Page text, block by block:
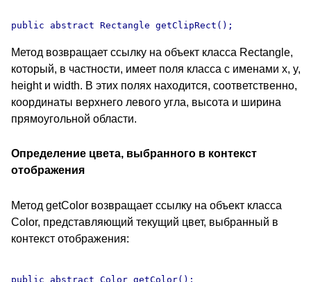
Метод возвращает ссылку на объект класса Rectangle,
который, в частности, имеет поля класса с именами x, y,
height и width. В этих полях находится, соответственно,
координаты верхнего левого угла, высота и ширина
прямоугольной области.
Определение цвета, выбранного в контекст
отображения
Метод getColor возвращает ссылку на объект класса
Color, представляющий текущий цвет, выбранный в
контекст отображения: